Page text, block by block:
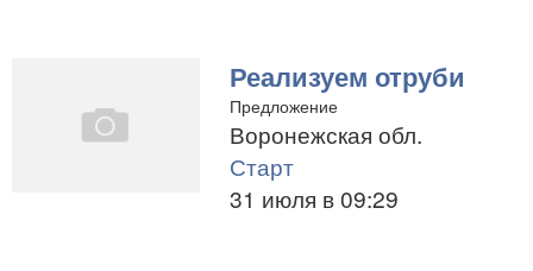
Реализуем отруби
Предложение
Воронежская обл.
Старт
31 июля в 09:29